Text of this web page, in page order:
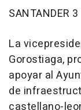
SANTANDER
La
Gorostiaga,
apoyar al
de
castellano-